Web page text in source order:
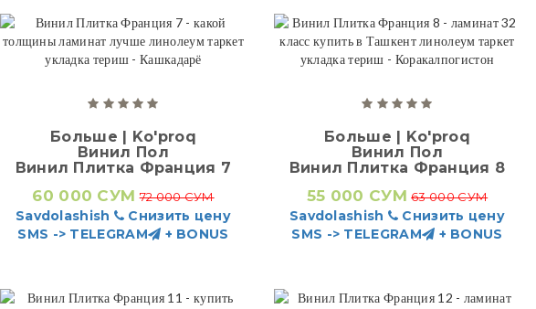
Больше | Ko'proq
Винил Пол
Винил Плитка Франция 7
60 000 СУМ 72 000 СУМ
Savdolashish
Снизить цену
SMS -> TELEGRAM
+ BONUS
Больше | Ko'proq
Винил Пол
Винил Плитка Франция 8
55 000 СУМ 63 000 СУМ
Savdolashish
Снизить цену
SMS -> TELEGRAM
+ BONUS